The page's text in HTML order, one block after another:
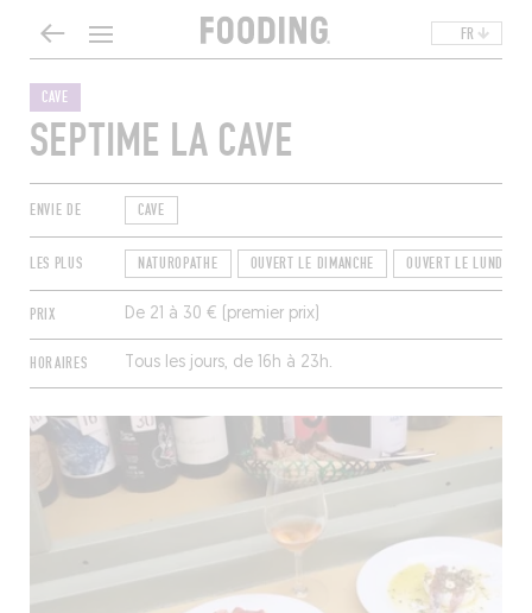
FR
CAVE
SEPTIME LA CAVE
ENVIE DE CAVE
LES PLUS NATUROPATHE OUVERT LE DIMANCHE OUVERT LE LUNDI
PRIX De 21 à 30 € (premier prix)
HORAIRES Tous les jours, de 16h à 23h.